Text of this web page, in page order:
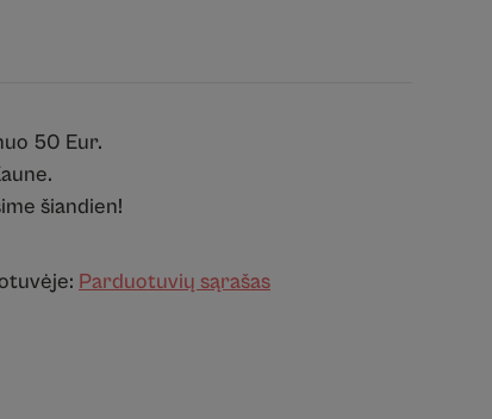
50 Eur.
šiandien!
Parduotuvių sąrašas